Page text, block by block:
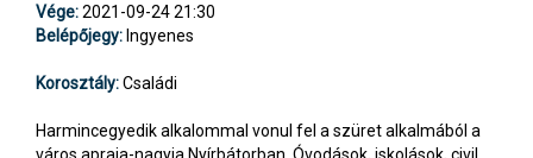
Vége:2021-09-24 21:30
Belépőjegy: Ingyenes
Korosztály:Családi
Harmincegyedik alkalommal vonul fel a szüret alkalmából a